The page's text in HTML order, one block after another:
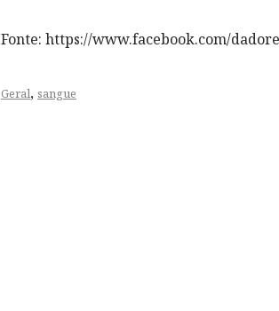
Fonte: https://www.facebook.com/
Geral, sangue